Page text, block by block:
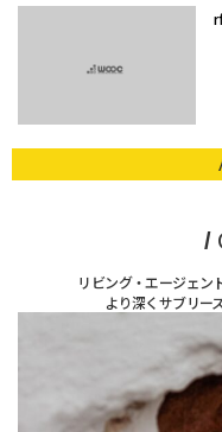
/
リビング・エージェン
より深くサブリー